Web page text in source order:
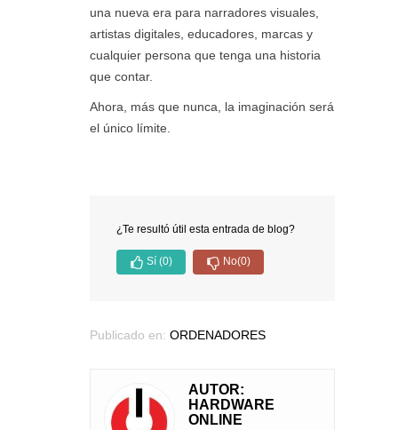
una nueva era para narradores visuales,
artistas digitales, educadores, marcas y
cualquier persona que tenga una historia
que contar.
Ahora, más que nunca, la imaginación será
el único límite.
¿Te resultó útil esta entrada de blog?
Sí (0) No(0)
Publicado en: ORDENADORES
AUTOR:
HARDWARE
ONLINE